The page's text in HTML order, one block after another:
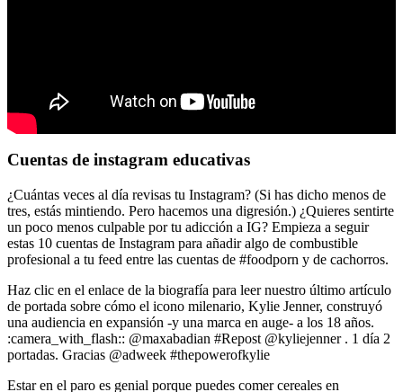
Cuentas de instagram educativas
¿Cuántas veces al día revisas tu Instagram? (Si has dicho menos de
tres, estás mintiendo. Pero hacemos una digresión.) ¿Quieres sentirte
un poco menos culpable por tu adicción a IG? Empieza a seguir
estas 10 cuentas de Instagram para añadir algo de combustible
profesional a tu feed entre las cuentas de #foodporn y de cachorros.
Haz clic en el enlace de la biografía para leer nuestro último artículo
de portada sobre cómo el icono milenario, Kylie Jenner, construyó
una audiencia en expansión -y una marca en auge- a los 18 años.
:camera_with_flash:: @maxabadian #Repost @kyliejenner . 1 día 2
portadas. Gracias @adweek #thepowerofkylie
Estar en el paro es genial porque puedes comer cereales en